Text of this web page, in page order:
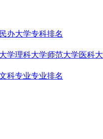
民办大学专科排名
学理科大学师范大学医科
科专业专业排名